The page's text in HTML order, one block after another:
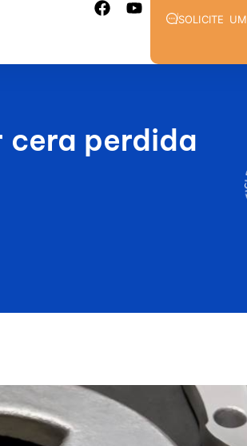
SOLICITE
cera perdida